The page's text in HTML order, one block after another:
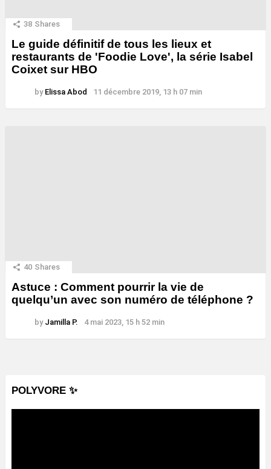
38 Shares
Le guide définitif de tous les lieux et
restaurants de 'Foodie Love', la série Isabel
Coixet sur HBO
by Elissa Abod 11 décembre 2019, 13 h 07 min
40 Shares
Astuce : Comment pourrir la vie de
quelqu’un avec son numéro de téléphone ?
by Jamilla P. 4 mai 2023, 15 h 52 min
POLYVORE ✨